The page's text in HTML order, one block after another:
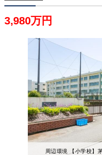
3,980万円
周辺環境 【小学校】